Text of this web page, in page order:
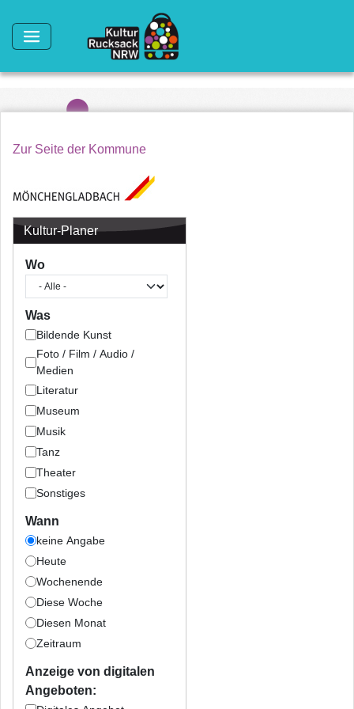
Zur Seite der Kommune
Kultur-Planer
Wo
Was
Bildende Kunst
Foto / Film / Audio /
Medien
Literatur
Museum
Musik
Tanz
Theater
Sonstiges
Wann
keine Angabe
Heute
Wochenende
Diese Woche
Diesen Monat
Zeitraum
Anzeige von digitalen
Angeboten: